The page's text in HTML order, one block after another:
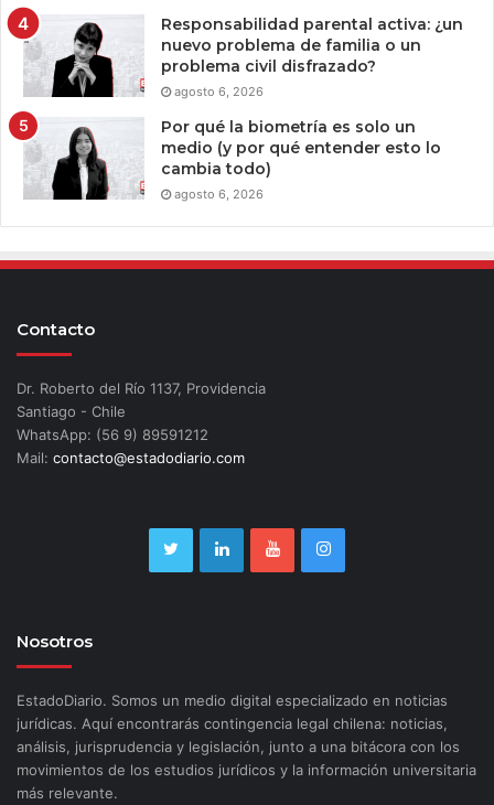
Responsabilidad parental activa: ¿un
nuevo problema de familia o un
problema civil disfrazado?
agosto 6, 2026
Por qué la biometría es solo un
medio (y por qué entender esto lo
cambia todo)
agosto 6, 2026
Contacto
Dr. Roberto del Río 1137, Providencia
Santiago - Chile
WhatsApp: (56 9) 89591212
Mail: contacto@estadodiario.com
Nosotros
EstadoDiario. Somos un medio digital especializado en noticias
jurídicas. Aquí encontrarás contingencia legal chilena: noticias,
análisis, jurisprudencia y legislación, junto a una bitácora con los
movimientos de los estudios jurídicos y la información universitaria
más relevante.